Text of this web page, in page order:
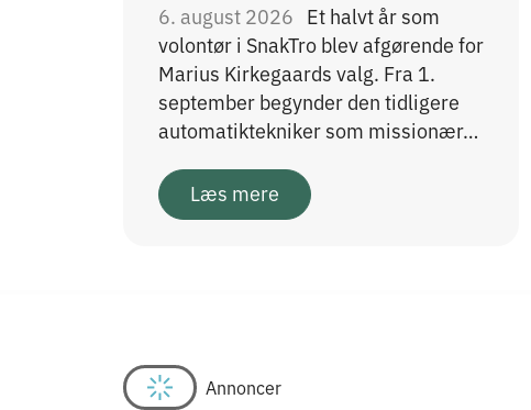
6. august 2026 Et halvt år som
volontør i SnakTro blev afgørende for
Marius Kirkegaards valg. Fra 1.
september begynder den tidligere
automatiktekniker som missionær…
Læs mere
Annoncer